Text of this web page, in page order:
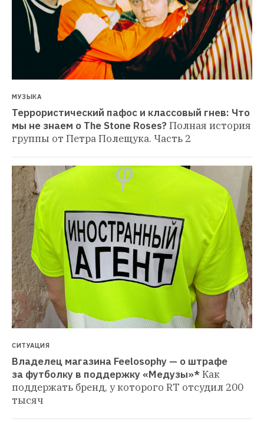
МУЗЫКА
Террористический пафос и классовый гнев: Что
мы не знаем о The Stone Roses?Полная история
группы от Петра Полещука. Часть 2
СИТУАЦИЯ
Владелец магазина Feelosophy — о штрафе
за футболку в поддержку «Медузы»*Как
поддержать бренд, у которого RT отсудил 200
тысяч